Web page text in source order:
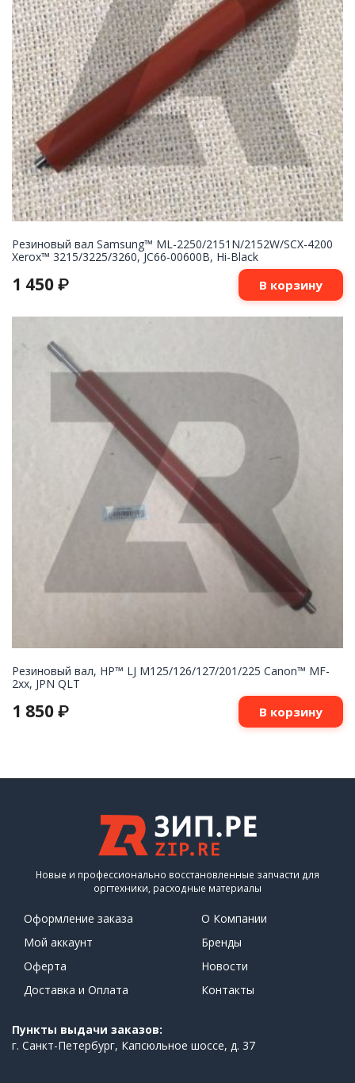
Резиновый вал Samsung™ ML-2250/2151N/2152W/SCX-4200
Xerox™ 3215/3225/3260, JC66-00600B, Hi-Black
1 450 ₽ В корзину
Резиновый вал, HP™ LJ M125/126/127/201/225 Canon™ MF-
2xx, JPN QLT
1 850 ₽ В корзину
Новые и профессионально восстановленные запчасти для
оргтехники, расходные материалы
Оформление заказа
Мой аккаунт
Оферта
Доставка и Оплата
О Компании
Бренды
Новости
Контакты
Пункты выдачи заказов:
г. Санкт-Петербург, Капсюльное шоссе, д. 37